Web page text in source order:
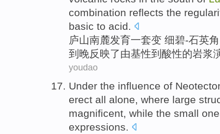
combination reflects the
basic to acid.
庐山南麓发育一套变 细碧-石英
到晚反映了由基性到 酸性的岩浆
youdao
Under the influence of
erect all alone, where large
magnificent, while the small
expressions.